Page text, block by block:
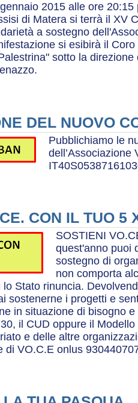
2015 alle ore
di Matera si terrà il XV
a sostegno
si esibirà il
sotto la
DEL NUOVO
Pubblichiamo le
dell’Associazione
CON IL TUO 5
SOSTIENI
quest'anno puoi
sostegno di
non comporta
Stato rinuncia.
sostenerne i progetti e
in situazione di bisogno
il CUD oppure il
e delle altre
di VO.C.E onlus